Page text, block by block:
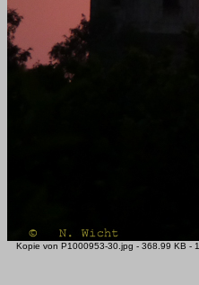
Kopie von P1000953-30.jpg - 368.99 KB -